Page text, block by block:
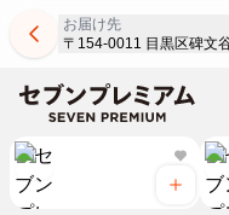
お届け先
〒154-0011 目黒区碑文